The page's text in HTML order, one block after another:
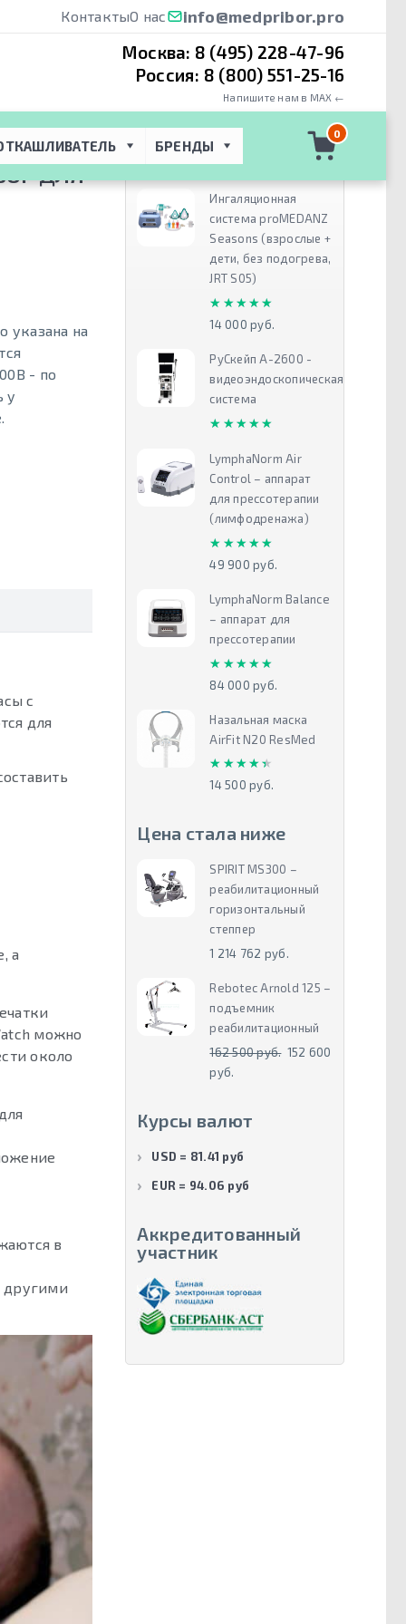
КонтактыО нас info@medpribor.pro
Москва: 8 (495) 228-47-96
Россия: 8 (800) 551-25-16
Напишите нам в MAX ←
БРЕНДЫ
0
ДЛЯ
указана на
- по
у
с
для
а
можно
около
в
другими
Рекомендуем
Ингаляционная
система proMEDANZ
Seasons (взрослые +
дети, без подогрева,
JRT S05)
★★★★★
★★★★★
14 000 руб.
РуСкейп А-2600 -
видеоэндоскопическая
система
★★★★★
★★★★★
LymphaNorm Air
Control – аппарат
для прессотерапии
(лимфодренажа)
★★★★★
★★★★★
49 900 руб.
LymphaNorm Balance
– аппарат для
прессотерапии
★★★★★
★★★★★
84 000 руб.
Назальная маска
AirFit N20 ResMed
★★★★★
★★★★★
14 500 руб.
Цена стала ниже
SPIRIT MS300 –
реабилитационный
горизонтальный
степпер
1 214 762 руб.
Rebotec Arnold 125 –
подъемник
реабилитационный
162 500 руб. 152 600
руб.
Курсы валют
USD = 81.41 руб
EUR = 94.06 руб
Аккредитованный
участник